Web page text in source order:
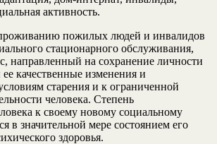
активность.
пожилых людей и инвалидов
стационарного обслуживания,
направленный на сохранение личности
качественные изменения и
старения и к ограниченной
человека. Степень
к своему новому социальному
в значительной мере состоянием его
здоровья.